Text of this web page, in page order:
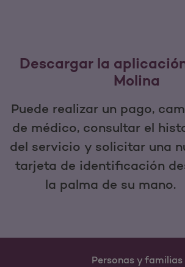
Descargar la
Molina
Puede realizar un pago,
de médico, consultar el
del servicio y solicitar una
tarjeta de identificación
la palma de su mano.
Personas y familias